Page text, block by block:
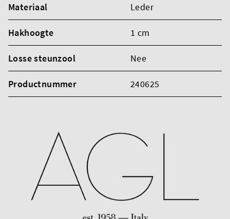
Materiaal Leder
Hakhoogte 1 cm
Losse steunzool Nee
Productnummer 240625